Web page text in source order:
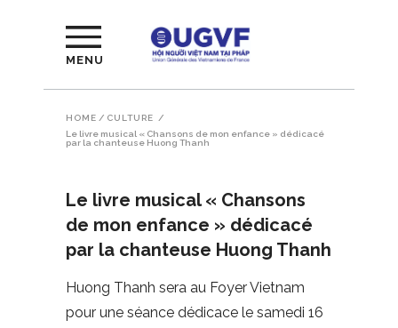
MENU
HOME / CULTURE
/
Le livre musical « Chansons de mon enfance » dédicacé
par la chanteuse Huong Thanh
Le livre musical « Chansons
de mon enfance » dédicacé
par la chanteuse Huong Thanh
Huong Thanh sera au Foyer Vietnam
pour une séance dédicace le samedi 16